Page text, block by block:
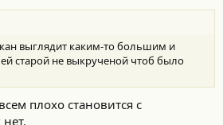
выглядит каким-то большим и
старой не выкрученой чтоб было
плохо становится с